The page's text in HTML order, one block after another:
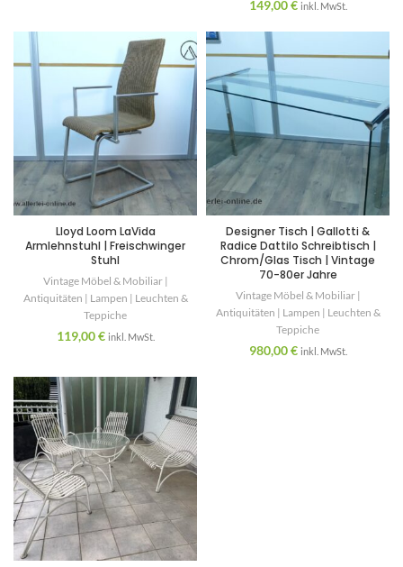
149,00€ inkl. MwSt.
Lloyd Loom LaVida
Armlehnstuhl | Freischwinger
Stuhl
Vintage Möbel & Mobiliar |
Antiquitäten | Lampen | Leuchten &
Teppiche
119,00€ inkl. MwSt.
Designer Tisch | Gallotti &
Radice Dattilo Schreibtisch |
Chrom/Glas Tisch | Vintage
70-80er Jahre
Vintage Möbel & Mobiliar |
Antiquitäten | Lampen | Leuchten &
Teppiche
980,00€ inkl. MwSt.